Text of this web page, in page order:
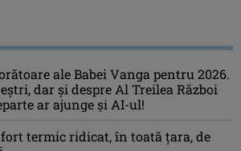
ale Babei Vanga pentru 2026.
dar și despre Al Treilea Război
ar ajunge și AI-ul!
termic ridicat, în toată ţara, de